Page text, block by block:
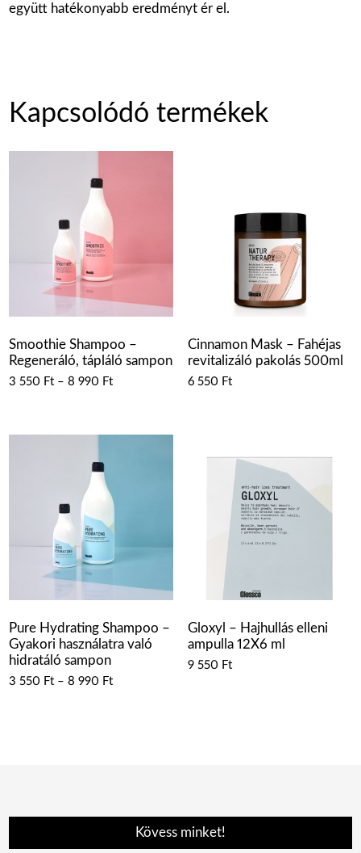
együtt hatékonyabb eredményt ér el.
Kapcsolódó termékek
Smoothie Shampoo –
Regeneráló, tápláló sampon
3 550 Ft– 8 990 Ft
Cinnamon Mask – Fahéjas
revitalizáló pakolás 500ml
6 550 Ft
Pure Hydrating Shampoo –
Gyakori használatra való
hidratáló sampon
3 550 Ft– 8 990 Ft
Gloxyl – Hajhullás elleni
ampulla 12X6 ml
9 550 Ft
Kövess minket!